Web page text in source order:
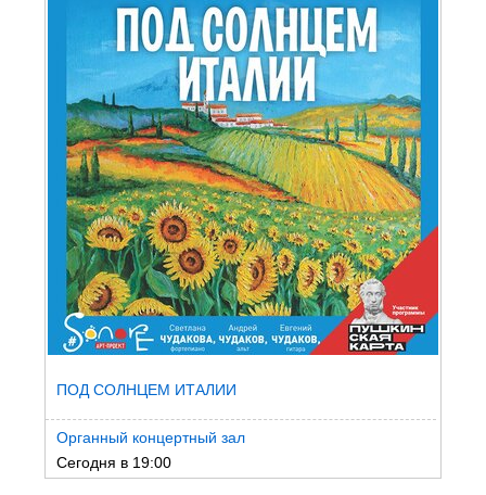
ПОД СОЛНЦЕМ ИТАЛИИ
Органный концертный зал
Сегодня в 19:00